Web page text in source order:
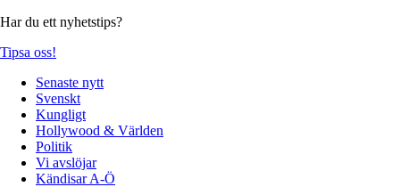
Har du ett nyhetstips?
Tipsa oss!
Senaste nytt
Svenskt
Kungligt
Hollywood & Världen
Politik
Vi avslöjar
Kändisar A-Ö